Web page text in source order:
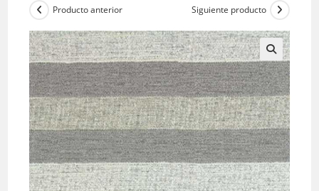
Producto anterior Siguiente producto